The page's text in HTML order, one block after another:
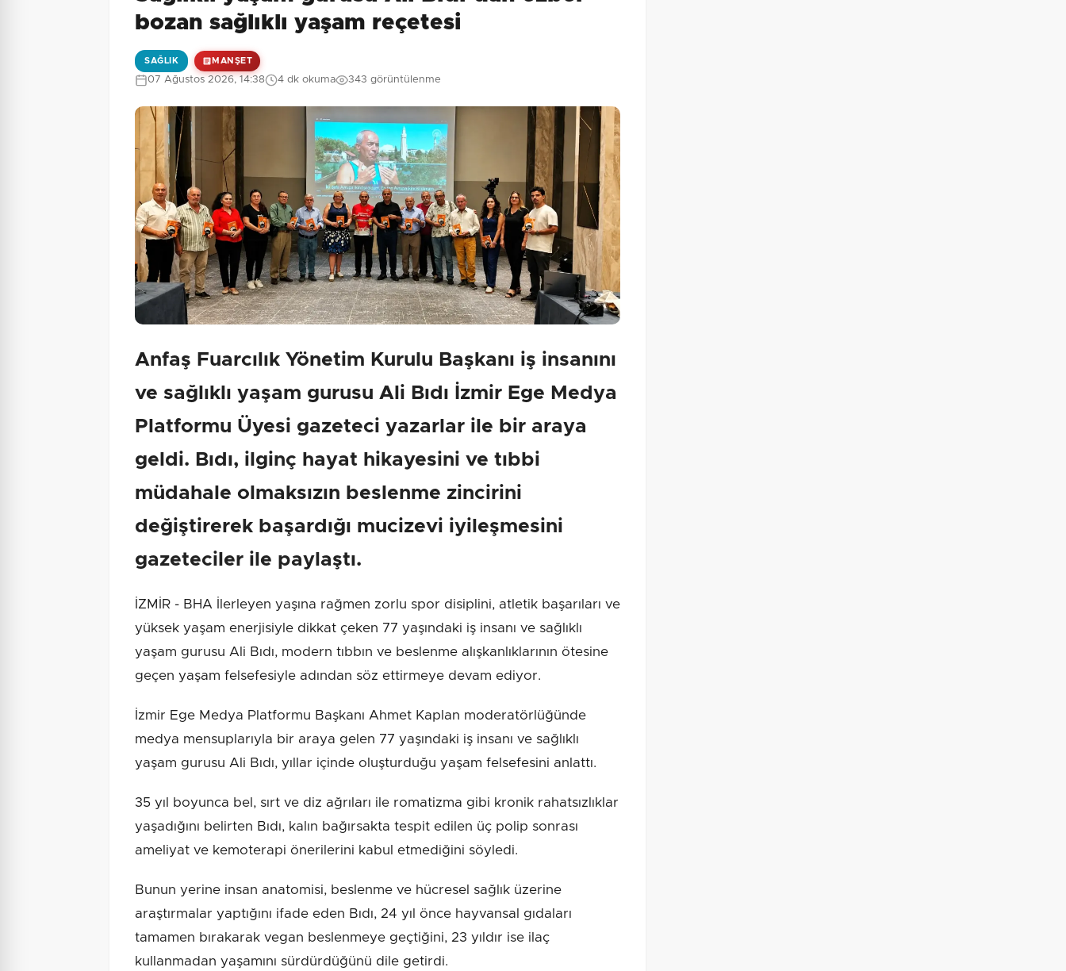
bozan sağlıklı yaşam reçetesi
SAĞLIK MANŞET
07 Ağustos 2026, 14:38 4 dk okuma 343 görüntülenme
Anfaş Fuarcılık Yönetim Kurulu Başkanı iş insanını
ve sağlıklı yaşam gurusu Ali Bıdı İzmir Ege Medya
Platformu Üyesi gazeteci yazarlar ile bir araya
geldi. Bıdı, ilginç hayat hikayesini ve tıbbi
müdahale olmaksızın beslenme zincirini
değiştirerek başardığı mucizevi iyileşmesini
gazeteciler ile paylaştı.
İZMİR - BHA İlerleyen yaşına rağmen zorlu spor disiplini, atletik başarıları ve
yüksek yaşam enerjisiyle dikkat çeken 77 yaşındaki iş insanı ve sağlıklı
yaşam gurusu Ali Bıdı, modern tıbbın ve beslenme alışkanlıklarının ötesine
geçen yaşam felsefesiyle adından söz ettirmeye devam ediyor.
İzmir Ege Medya Platformu Başkanı Ahmet Kaplan moderatörlüğünde
medya mensuplarıyla bir araya gelen 77 yaşındaki iş insanı ve sağlıklı
yaşam gurusu Ali Bıdı, yıllar içinde oluşturduğu yaşam felsefesini anlattı.
35 yıl boyunca bel, sırt ve diz ağrıları ile romatizma gibi kronik rahatsızlıklar
yaşadığını belirten Bıdı, kalın bağırsakta tespit edilen üç polip sonrası
ameliyat ve kemoterapi önerilerini kabul etmediğini söyledi.
Bunun yerine insan anatomisi, beslenme ve hücresel sağlık üzerine
araştırmalar yaptığını ifade eden Bıdı, 24 yıl önce hayvansal gıdaları
tamamen bırakarak vegan beslenmeye geçtiğini, 23 yıldır ise ilaç
kullanmadan yaşamını sürdürdüğünü dile getirdi.